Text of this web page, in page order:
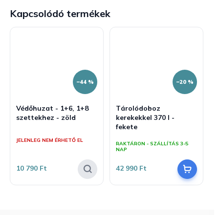
Kapcsolódó termékek
–44 %
Védőhuzat - 1+6, 1+8
szettekhez - zöld
termék
ből
csillag.
JELENLEG NEM ÉRHETŐ EL
10 790 Ft
–20 %
Tárolódoboz
kerekekkel 370 l -
fekete
RAKTÁRON - SZÁLLÍTÁS 3-5
NAP
42 990 Ft